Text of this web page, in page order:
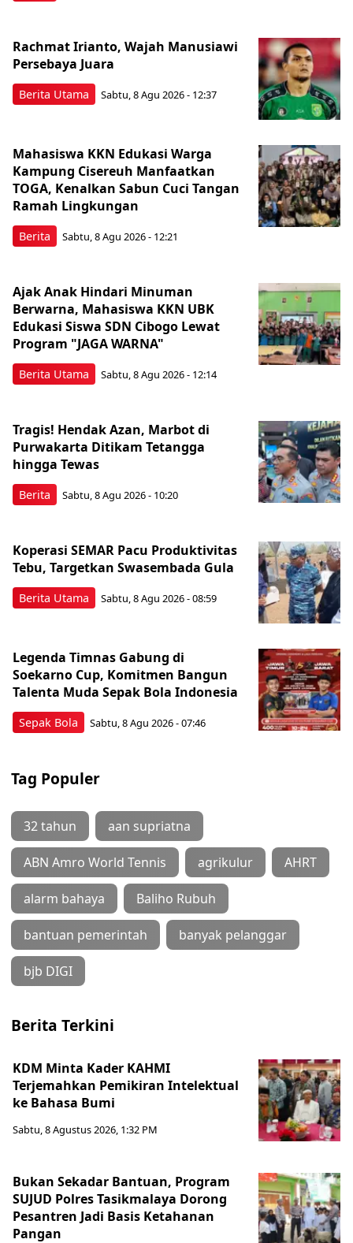
Berita Utama
Rachmat Irianto, Wajah Manusiawi
Persebaya Juara
Sabtu, 8 Agu 2026 - 12:37
Berita
Mahasiswa KKN Edukasi Warga
Kampung Cisereuh Manfaatkan
TOGA, Kenalkan Sabun Cuci Tangan
Ramah Lingkungan
Sabtu, 8 Agu 2026 - 12:21
Berita Utama
Ajak Anak Hindari Minuman
Berwarna, Mahasiswa KKN UBK
Edukasi Siswa SDN Cibogo Lewat
Program "JAGA WARNA"
Sabtu, 8 Agu 2026 - 12:14
Berita
Tragis! Hendak Azan, Marbot di
Purwakarta Ditikam Tetangga
hingga Tewas
Sabtu, 8 Agu 2026 - 10:20
Berita Utama
Koperasi SEMAR Pacu Produktivitas
Tebu, Targetkan Swasembada Gula
Sabtu, 8 Agu 2026 - 08:59
Sepak Bola
Legenda Timnas Gabung di
Soekarno Cup, Komitmen Bangun
Talenta Muda Sepak Bola Indonesia
Sabtu, 8 Agu 2026 - 07:46
Tag Populer
32 tahun aan supriatna
ABN Amro World Tennis agrikulur AHRT
alarm bahaya Baliho Rubuh
bantuan pemerintah banyak pelanggar
bjb DIGI
Berita Terkini
KDM Minta Kader KAHMI
Terjemahkan Pemikiran Intelektual
ke Bahasa Bumi
Sabtu, 8 Agustus 2026, 1:32 PM
Bukan Sekadar Bantuan, Program
SUJUD Polres Tasikmalaya Dorong
Pesantren Jadi Basis Ketahanan
Pangan